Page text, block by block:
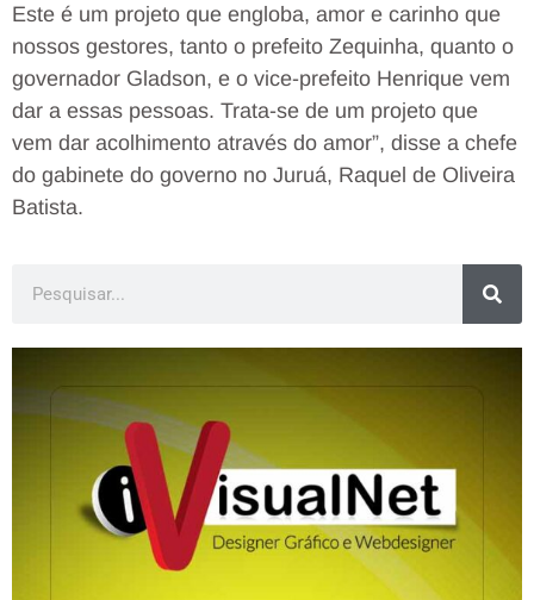
Este é um projeto que engloba, amor e carinho que
nossos gestores, tanto o prefeito Zequinha, quanto o
governador Gladson, e o vice-prefeito Henrique vem
dar a essas pessoas. Trata-se de um projeto que
vem dar acolhimento através do amor”, disse a chefe
do gabinete do governo no Juruá, Raquel de Oliveira
Batista.